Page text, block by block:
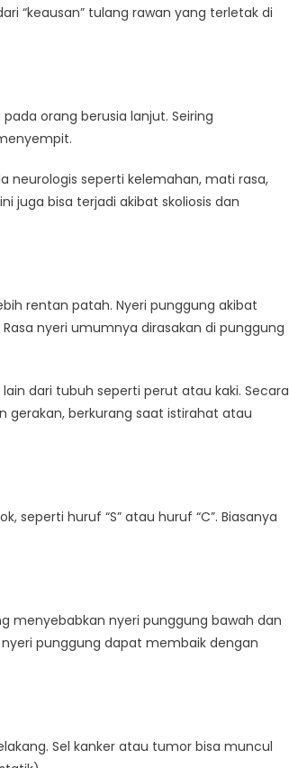
“keausan” tulang rawan yang terletak di
orang berusia lanjut. Seiring
neurologis seperti kelemahan, mati rasa,
juga bisa terjadi akibat skoliosis dan
rentan patah. Nyeri punggung akibat
nyeri umumnya dirasakan di punggung
dari tubuh seperti perut atau kaki. Secara
gerakan, berkurang saat istirahat atau
seperti huruf “S” atau huruf “C”. Biasanya
menyebabkan nyeri punggung bawah dan
punggung dapat membaik dengan
Sel kanker atau tumor bisa muncul